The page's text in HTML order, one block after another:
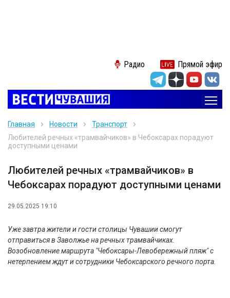
Радио Прямой эфир
Главная Новости
Транспорт
Любителей речных «трамвайчиков» в Чебоксарах порадуют
доступными ценами
Любителей речных «трамвайчиков» в
Чебоксарах порадуют доступными ценами
29.05.2025 19:10
Уже завтра жители и гости столицы Чувашии смогут
отправиться в Заволжье на речных трамвайчиках.
Возобновление маршрута "Чебоксары-Левобережный пляж" с
нетерпением ждут и сотрудники Чебоксарского речного порта.